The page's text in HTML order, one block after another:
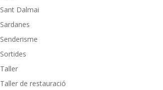
Sant Dalmai
Sardanes
Senderisme
Sortides
Taller
Taller de restauració